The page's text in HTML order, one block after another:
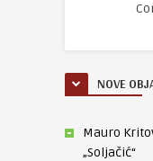
NOVE
Mauro
„Soljačić“